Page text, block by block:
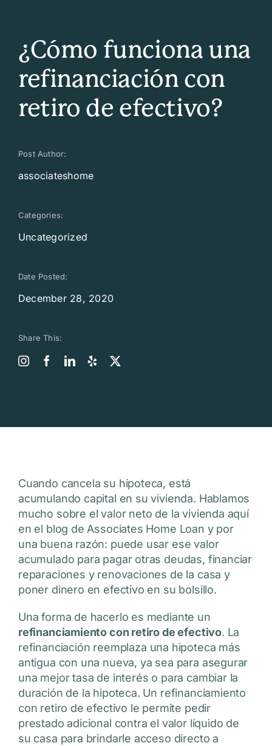
¿Cómo funciona una
refinanciación con
retiro de efectivo?
Post Author:
associateshome
Categories:
Uncategorized
Date Posted:
December 28, 2020
Share This:
Cuando cancela su hipoteca, está
acumulando capital en su vivienda. Hablamos
mucho sobre el valor neto de la vivienda aquí
en el blog de Associates Home Loan y por
una buena razón: puede usar ese valor
acumulado para pagar otras deudas, financiar
reparaciones y renovaciones de la casa y
poner dinero en efectivo en su bolsillo.
Una forma de hacerlo es mediante un
refinanciamiento con retiro de efectivo. La
refinanciación reemplaza una hipoteca más
antigua con una nueva, ya sea para asegurar
una mejor tasa de interés o para cambiar la
duración de la hipoteca. Un refinanciamiento
con retiro de efectivo le permite pedir
prestado adicional contra el valor líquido de
su casa para brindarle acceso directo a